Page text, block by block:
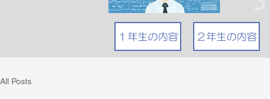
１年生の内容 ２年生の内容
All Posts